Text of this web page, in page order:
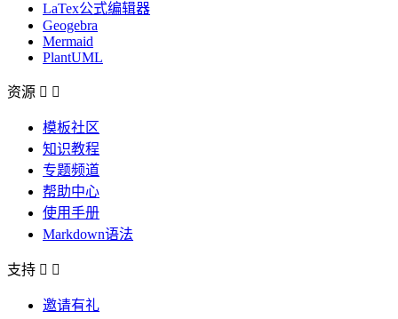
LaTex公式编辑器
Geogebra
Mermaid
PlantUML
资源  
模板社区
知识教程
专题频道
帮助中心
使用手册
Markdown语法
支持  
邀请有礼